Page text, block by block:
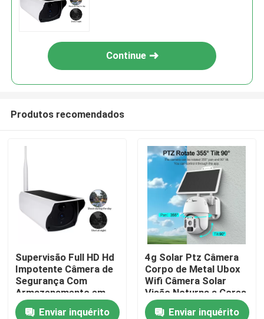
Para casa
Produtos
Continue
Produtos recomendados
Supervisão Full HD Hd
Impotente Câmera de
Segurança Com
Armazenamento em
Nuvem Gratuito
Enviar inquérito
4g Solar Ptz Câmera
Corpo de Metal Ubox
Wifi Câmera Solar
Visão Noturna a Cores
Enviar inquérito